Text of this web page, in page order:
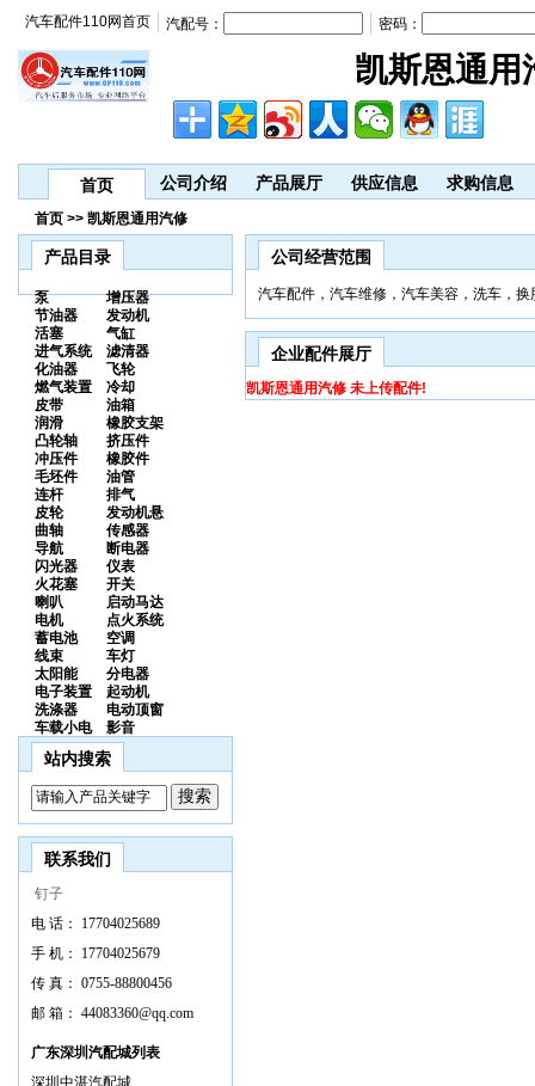
凯斯恩通用
汽车配件110网首页 汽配号： 密码：
首页 公司介绍 产品展厅 供应信息 求购信息
首页 >> 凯斯恩通用汽修
产品目录
泵
增压器
节油器
发动机
活塞
气缸
进气系统
滤清器
化油器
飞轮
燃气装置
冷却
皮带
油箱
润滑
橡胶支架
凸轮轴
挤压件
冲压件
橡胶件
毛坯件
油管
连杆
排气
皮轮
发动机悬
曲轴
传感器
导航
断电器
闪光器
仪表
火花塞
开关
喇叭
启动马达
电机
点火系统
蓄电池
空调
线束
车灯
太阳能
分电器
电子装置
起动机
洗涤器
电动顶窗
车载小电
影音
站内搜索
联系我们
钉子
电 话：
17704025689
手 机：
17704025679
传 真： 0755-88800456
邮 箱： 44083360@qq.com
广东深圳汽配城列表
深圳中湛汽配城
公司经营范围
汽车配件，汽车维修，汽车美容，洗车，换
企业配件展厅
凯斯恩通用汽修 未上传配件!